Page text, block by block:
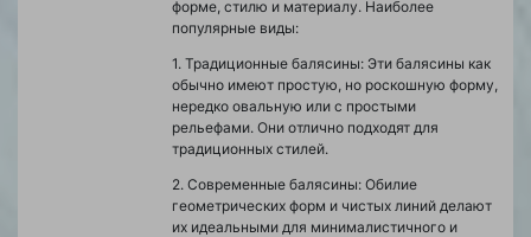
форме, стилю и материалу. Наиболее
популярные виды:
1. Традиционные балясины: Эти балясины как
обычно имеют простую, но роскошную форму,
нередко овальную или с простыми
рельефами. Они отлично подходят для
традиционных стилей.
2. Современные балясины: Обилие
геометрических форм и чистых линий делают
их идеальными для минималистичного и